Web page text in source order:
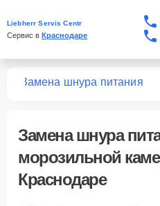
Liebherr Servis Centr
Сервис в Краснодаре
Замена шнура питания
Замена шнура
морозильной
Краснодаре